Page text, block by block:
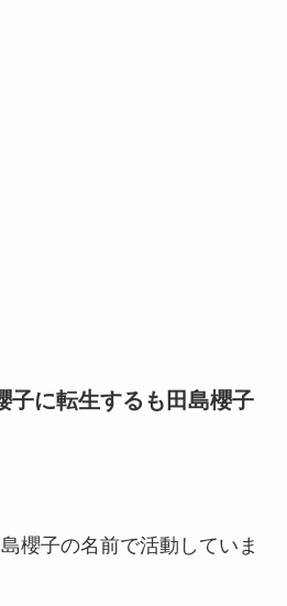
子に転生するも田島櫻子
櫻子の名前で活動していま